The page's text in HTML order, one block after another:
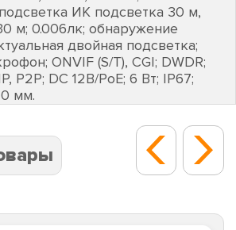
ИК подсветка 30 м,
м; 0.006лк; обнаружение
двойная подсветка;
ONVIF (S/T), CGI; DWDR;
P2P; DC 12В/PoE; 6 Вт; IP67;
мм.